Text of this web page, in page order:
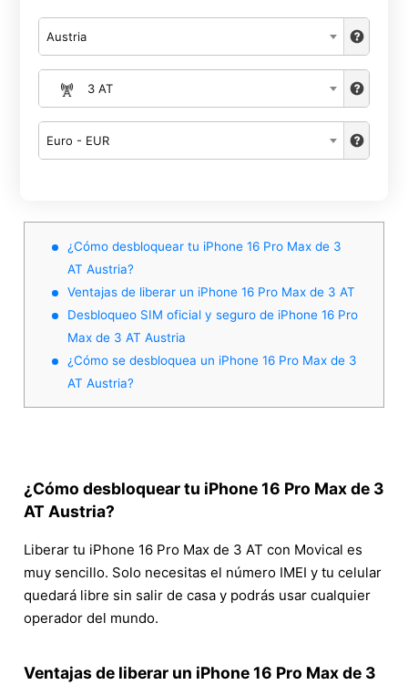
Austria
3 AT
Euro - EUR
¿Cómo desbloquear tu iPhone 16 Pro Max de 3
AT Austria?
Ventajas de liberar un iPhone 16 Pro Max de 3 AT
Desbloqueo SIM oficial y seguro de iPhone 16 Pro
Max de 3 AT Austria
¿Cómo se desbloquea un iPhone 16 Pro Max de 3
AT Austria?
¿Cómo desbloquear tu iPhone 16 Pro Max de 3
AT Austria?
Liberar tu iPhone 16 Pro Max de 3 AT con Movical es
muy sencillo. Solo necesitas el número IMEI y tu celular
quedará libre sin salir de casa y podrás usar cualquier
operador del mundo.
Ventajas de liberar un iPhone 16 Pro Max de 3